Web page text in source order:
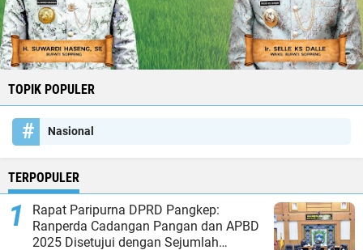
TOPIK POPULER
Nasional
TERPOPULER
Rapat Paripurna DPRD Pangkep:
Ranperda Cadangan Pangan dan APBD
2025 Disetujui dengan Sejumlah